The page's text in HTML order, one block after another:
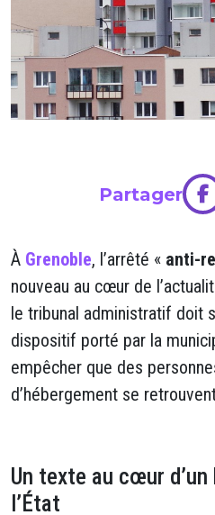
Partager
À Grenoble, l’arrêté « anti-
nouveau au cœur de
le tribunal administratif doit
dispositif porté par la
empêcher que des
d’hébergement se
Un texte au cœur
l’État